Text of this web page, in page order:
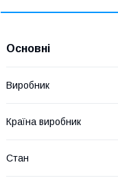
Основні
Виробник
Країна виробник
Стан